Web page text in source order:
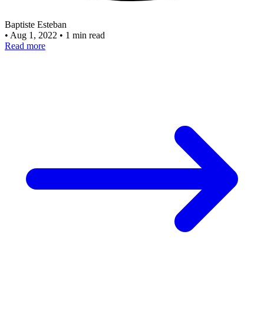
Baptiste Esteban
• Aug 1, 2022 • 1 min read
Read more